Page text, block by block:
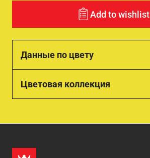
Add to wishlist
Данные по цвету
Цветовая коллекция